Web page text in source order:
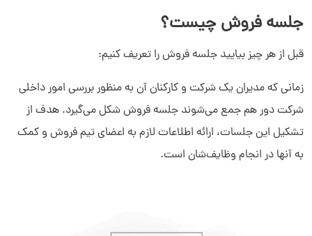
جلسه فروش چیست؟
قبل از هر چیز بیایید جلسه فروش را تعریف کنیم:
زمانی که مدیران یک شرکت و کارکنان آن به منظور بررسی امور داخلی
شرکت دور هم جمع می‌شوند جلسه فروش شکل می‌گیرد. هدف از
تشکیل این جلسات، ارائه اطلاعات لازم به اعضای تیم فروش و کمک
به آنها در انجام وظایف‌شان است.